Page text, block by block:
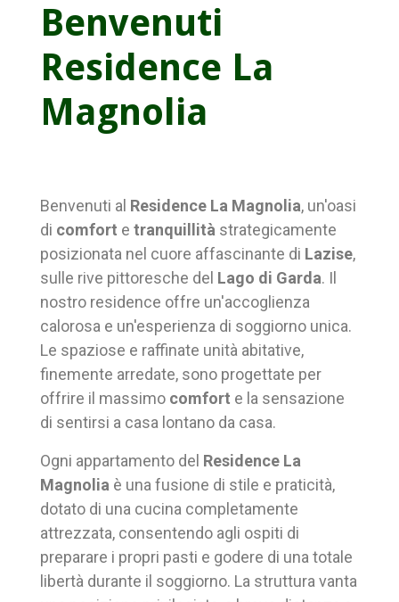
Benvenuti
Residence La
Magnolia
Benvenuti al Residence La Magnolia, un'oasi
di comfort e tranquillità strategicamente
posizionata nel cuore affascinante di Lazise,
sulle rive pittoresche del Lago di Garda. Il
nostro residence offre un'accoglienza
calorosa e un'esperienza di soggiorno unica.
Le spaziose e raffinate unità abitative,
finemente arredate, sono progettate per
offrire il massimo comfort e la sensazione
di sentirsi a casa lontano da casa.
Ogni appartamento del Residence La
Magnolia è una fusione di stile e praticità,
dotato di una cucina completamente
attrezzata, consentendo agli ospiti di
preparare i propri pasti e godere di una totale
libertà durante il soggiorno. La struttura vanta